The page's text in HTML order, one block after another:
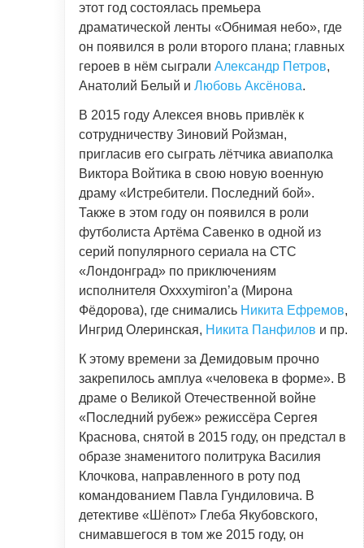
этот год состоялась премьера
драматической ленты «Обнимая небо», где
он появился в роли второго плана; главных
героев в нём сыграли Александр Петров,
Анатолий Белый и Любовь Аксёнова.
В 2015 году Алексея вновь привлёк к
сотрудничеству Зиновий Ройзман,
пригласив его сыграть лётчика авиаполка
Виктора Войтика в свою новую военную
драму «Истребители. Последний бой».
Также в этом году он появился в роли
футболиста Артёма Савенко в одной из
серий популярного сериала на СТС
«Лондонград» по приключениям
исполнителя Oxxxymiron’а (Мирона
Фёдорова), где снимались Никита Ефремов,
Ингрид Олеринская, Никита Панфилов и пр.
К этому времени за Демидовым прочно
закрепилось амплуа «человека в форме». В
драме о Великой Отечественной войне
«Последний рубеж» режиссёра Сергея
Краснова, снятой в 2015 году, он предстал в
образе знаменитого политрука Василия
Клочкова, направленного в роту под
командованием Павла Гундиловича. В
детективе «Шёпот» Глеба Якубовского,
снимавшегося в том же 2015 году, он